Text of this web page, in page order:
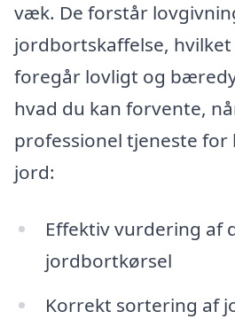
væk. De forstår
jordbortskaffelse, hvilket
foregår lovligt og
hvad du kan forvente,
professionel tjeneste
jord:
Effektiv vurdering af
jordbortkørsel
Korrekt sortering af